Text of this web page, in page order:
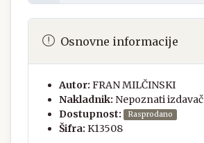
Osnovne informacije
Autor: FRAN MILČINSKI
Nakladnik: Nepoznati izdavač
Dostupnost:
Rasprodano
Šifra: K13508